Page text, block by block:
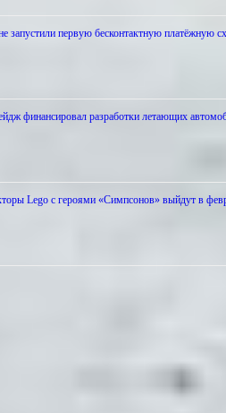
запустили первую бесконтактную платёжную
финансировал разработки летающих
Lego с героями «Симпсонов» выйдут в